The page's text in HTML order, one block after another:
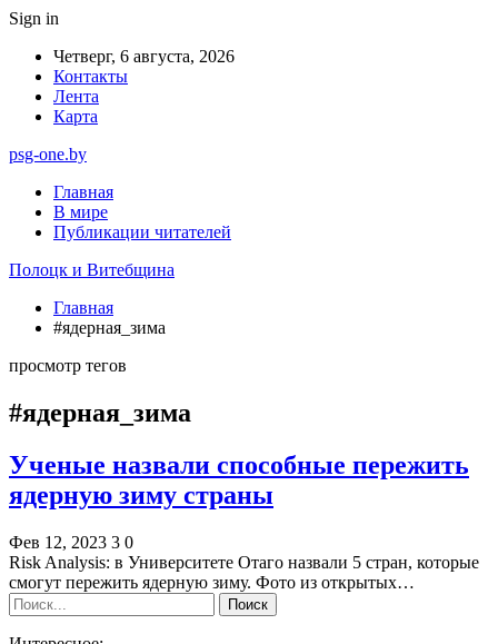
Sign in
Четверг, 6 августа, 2026
Контакты
Лента
Карта
psg-one.by
Главная
В мире
Публикации читателей
Полоцк и Витебщина
Главная
#ядерная_зима
просмотр тегов
#ядерная_зима
Ученые назвали способные пережить
ядерную зиму страны
Фев 12, 2023 3 0
Risk Analysis: в Университете Отаго назвали 5 стран, которые
смогут пережить ядерную зиму. Фото из открытых…